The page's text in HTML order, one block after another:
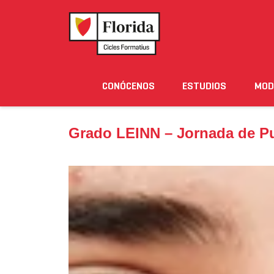
Noticias Eventos Blog Solicita
CONÓCENOS ESTUDIOS
Grado LEINN – Jornada de